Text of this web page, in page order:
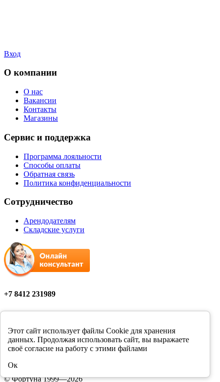
Этот сайт использует файлы Cookie для хранения
данных. Продолжая использовать сайт, вы выражаете
своё согласие на работу с этими файлами
Ок
Вход
О компании
О нас
Вакансии
Контакты
Магазины
Сервис и поддержка
Программа лояльности
Способы оплаты
Обратная связь
Политика конфиденциальности
Сотрудничество
Арендодателям
Складские услуги
+7 8412 231989
Мы в соцсетях
Цены в розничных магазинах Фортуна могут отличаться от
цен, указанных на сайте.
© Фортуна 1999—2026